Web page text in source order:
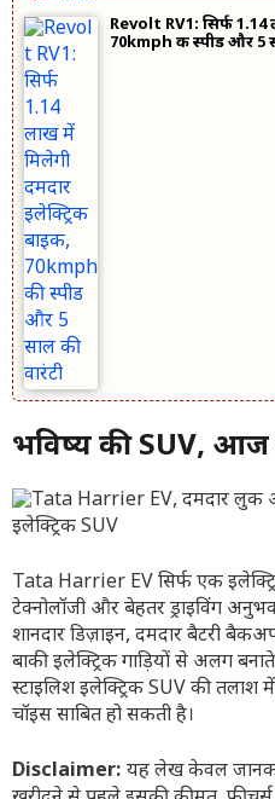
Revolt RV1: सिर्फ 1.14
70kmph की स्पीड और 5
भविष्य की SUV, आज
Tata Harrier EV सिर्फ एक
टेक्नोलॉजी और बेहतर ड्राइविंग
शानदार डिज़ाइन, दमदार बैटरी
बाकी इलेक्ट्रिक गाड़ियों से अलग
स्टाइलिश इलेक्ट्रिक SUV की
चॉइस साबित हो सकती है।
Disclaimer: यह लेख केवल